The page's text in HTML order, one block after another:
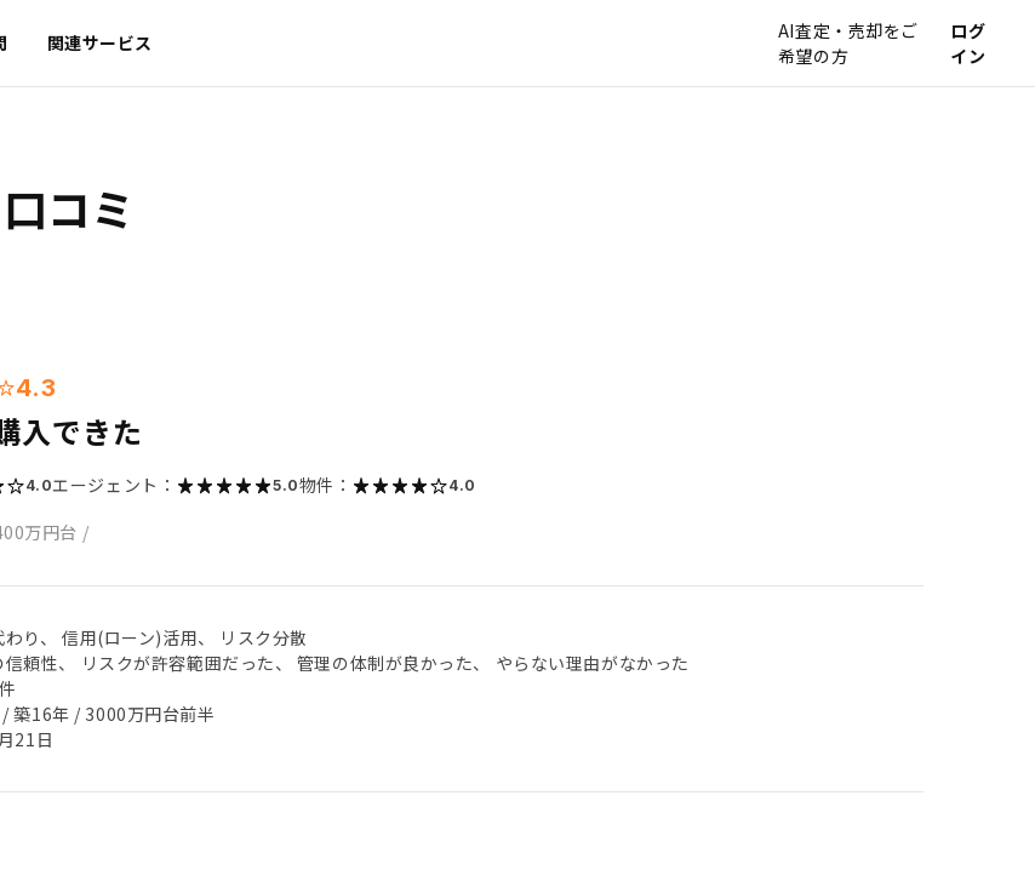
関連サービス
AI査定・売却をご
希望の方
ログ
イン
コミ
4.3
入できた
4.0エージェント： 5.0物件： 4.0
万円台 /
り、 信用(ローン)活用、 リスク分散
頼性、 リスクが許容範囲だった、 管理の体制が良かった、 やらない理由がなかった
築16年 / 3000万円台前半
21日